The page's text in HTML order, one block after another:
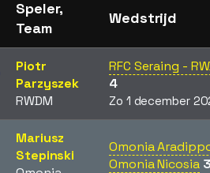
Speler,
Team
Wedstrijd
Piotr
Parzyszek
RWDM
RFC Seraing -
4
Zo 1 december
Mariusz
Stepinski
Omonia
Omonia Nicosia